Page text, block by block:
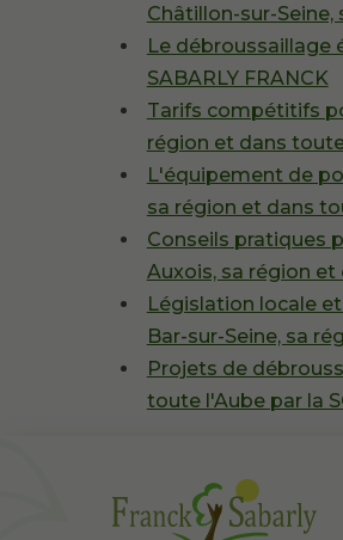
Châtillon-sur-
Le débroussaillage
SABARLY FRANCK
Tarifs compétitifs
région et dans
L'équipement de
sa région et dans
Conseils pratiques
Auxois, sa région
Législation locale
Bar-sur-Seine, sa
Projets de
toute l'Aube par la